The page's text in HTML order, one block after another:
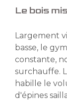
Le bois
Largement
basse, le
constante,
surchauffe.
habille le
d'épines